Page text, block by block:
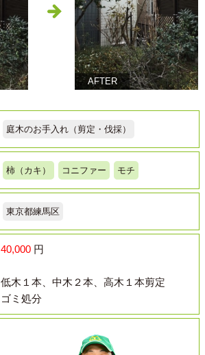
AFTER
庭木のお手入れ（剪定・伐採）
柿（カキ） コニファー モチ
東京都練馬区
40,000 円
低木１本、中木２本、高木１本剪定
ゴミ処分